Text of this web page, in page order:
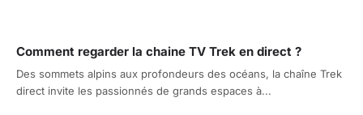
Comment regarder la chaine TV Trek en direct ?
Des sommets alpins aux profondeurs des océans, la chaîne Trek
direct invite les passionnés de grands espaces à...